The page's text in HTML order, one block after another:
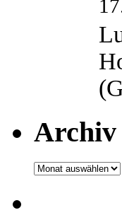
Archiv
Archiv